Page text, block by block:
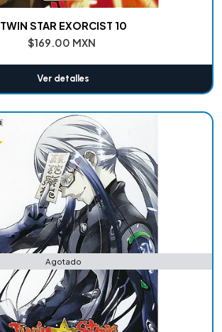
TWIN STAR EXORCIST 10
$169.00 MXN
Ver detalles
Agotado